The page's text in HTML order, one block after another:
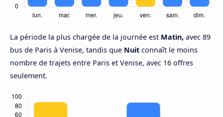
La période la plus chargée de la journée est Matin, avec 89
bus de Paris à Venise, tandis que Nuit connaît le moins
nombre de trajets entre Paris et Venise, avec 16 offres
seulement.